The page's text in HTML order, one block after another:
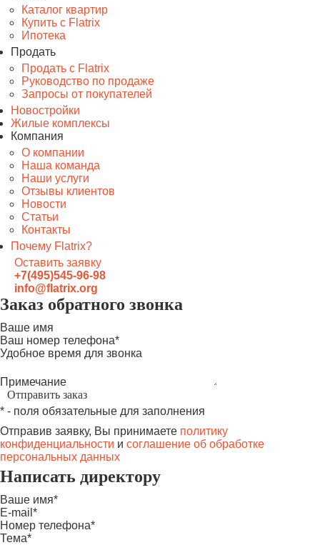
Каталог квартир
Купить с Flatrix
Ипотека
Продать
Продать с Flatrix
Руководство по продаже
Запросы от покупателей
Новостройки
Жилые комплексы
Компания
О компании
Наша команда
Наши услуги
Отзывы клиентов
Новости
Статьи
Контакты
Почему Flatrix?
Оставить заявку
+7(495)545-96-98
info@flatrix.org
Заказ обратного звонка
Ваше имя
Ваш номер телефона*
Удобное время для звонка
Примечание
* - поля обязательные для заполнения
Отправив заявку, Вы принимаете политику
конфиденциальности и соглашение об обработке
персональных данных
Написать директору
Ваше имя*
E-mail*
Номер телефона*
Тема*